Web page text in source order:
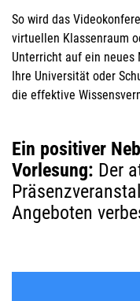
So wird das
virtuellen Klassenraum
Unterricht auf ein neues
Ihre Universität oder
die effektive
Ein positiver
Vorlesung: Der
Angeboten